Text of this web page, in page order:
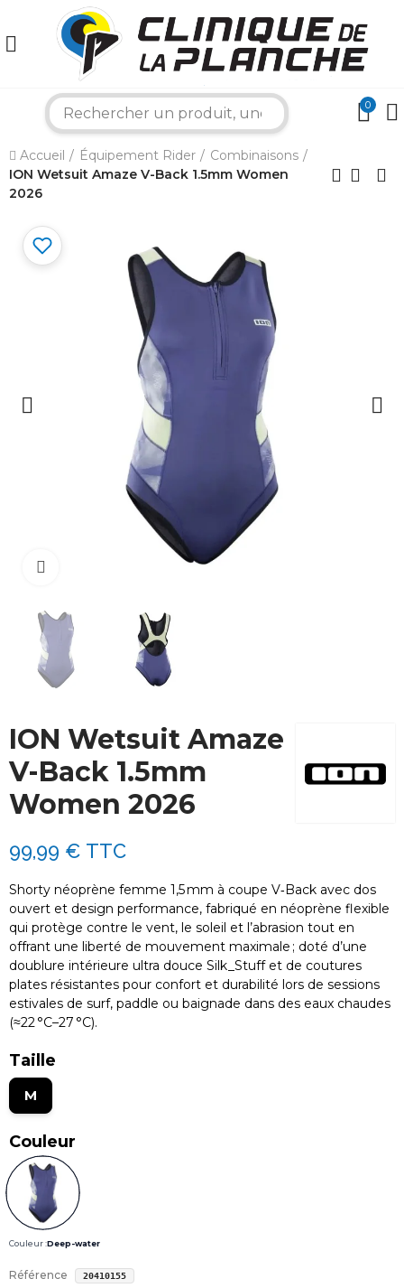
0
Accueil Équipement Rider
Combinaisons
ION Wetsuit Amaze V-Back 1.5mm Women
2026
ION Wetsuit Amaze
V-Back 1.5mm
Women 2026
99,99 € TTC
Shorty néoprène femme 1,5 mm à coupe V‑Back avec dos
ouvert et design performance, fabriqué en néoprène flexible
qui protège contre le vent, le soleil et l’abrasion tout en
offrant une liberté de mouvement maximale ; doté d’une
doublure intérieure ultra douce Silk_Stuff et de coutures
plates résistantes pour confort et durabilité lors de sessions
estivales de surf, paddle ou baignade dans des eaux chaudes
(≈22 °C–27 °C).
Taille
M
Couleur
Couleur :Deep-water
Référence 20410155
×
Bonjour ! Je suis votre expert nautique.